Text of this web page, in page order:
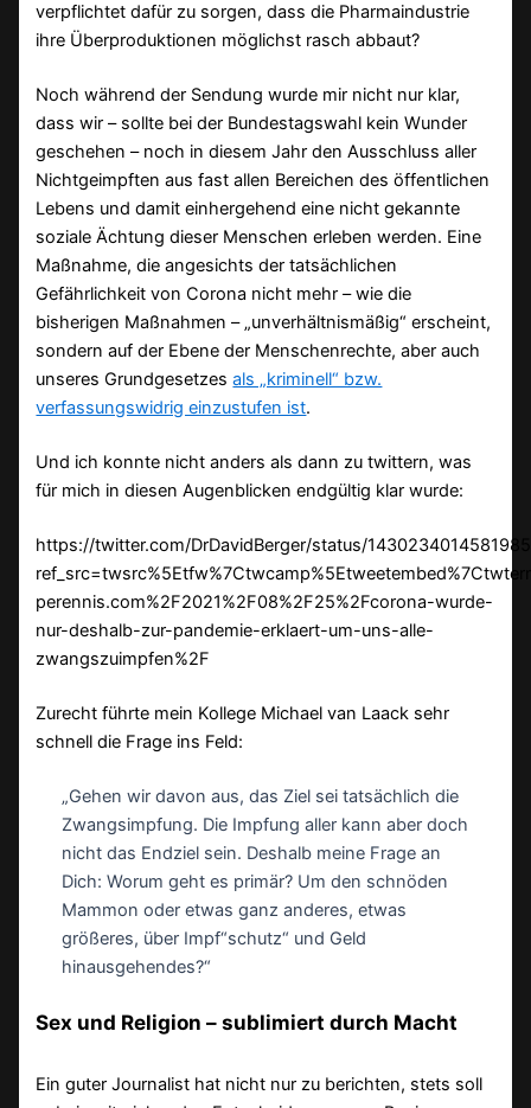
verpflichtet dafür zu sorgen, dass die Pharmaindustrie
ihre Überproduktionen möglichst rasch abbaut?
Noch während der Sendung wurde mir nicht nur klar,
dass wir – sollte bei der Bundestagswahl kein Wunder
geschehen – noch in diesem Jahr den Ausschluss aller
Nichtgeimpften aus fast allen Bereichen des öffentlichen
Lebens und damit einhergehend eine nicht gekannte
soziale Ächtung dieser Menschen erleben werden. Eine
Maßnahme, die angesichts der tatsächlichen
Gefährlichkeit von Corona nicht mehr – wie die
bisherigen Maßnahmen – „unverhältnismäßig“ erscheint,
sondern auf der Ebene der Menschenrechte, aber auch
unseres Grundgesetzesals „kriminell“ bzw.
verfassungswidrig einzustufen ist.
Und ich konnte nicht anders als dann zu twittern, was
für mich in diesen Augenblicken endgültig klar wurde:
https://twitter.com/DrDavidBerger/status/
perennis.com%2F2021%2F08%2F25%2Fcorona-wurde-
nur-deshalb-zur-pandemie-erklaert-um-uns-alle-
zwangszuimpfen%2F
Zurecht führte mein Kollege Michael van Laack sehr
schnell die Frage ins Feld:
„Gehen wir davon aus, das Ziel sei tatsächlich die
Zwangsimpfung. Die Impfung aller kann aber doch
nicht das Endziel sein. Deshalb meine Frage an
Dich: Worum geht es primär? Um den schnöden
Mammon oder etwas ganz anderes, etwas
größeres, über Impf“schutz“ und Geld
hinausgehendes?“
Sex und Religion – sublimiert durch Macht
Ein guter Journalist hat nicht nur zu berichten, stets soll